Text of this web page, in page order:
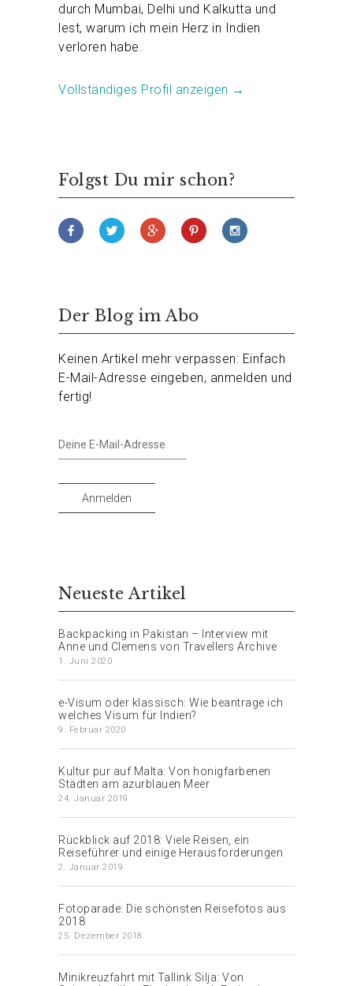
durch Mumbai, Delhi und Kalkutta und
lest, warum ich mein Herz in Indien
verloren habe.
Vollständiges Profil anzeigen →
Folgst Du mir schon?
Der Blog im Abo
Keinen Artikel mehr verpassen: Einfach
E-Mail-Adresse eingeben, anmelden und
fertig!
Deine
E-
Adresse
Anmelden
Neueste Artikel
Backpacking in Pakistan – Interview mit
Anne und Clemens von Travellers Archive
1. Juni 2020
e-Visum oder klassisch: Wie beantrage ich
welches Visum für Indien?
9. Februar 2020
Kultur pur auf Malta: Von honigfarbenen
Städten am azurblauen Meer
24. Januar 2019
Rückblick auf 2018: Viele Reisen, ein
Reiseführer und einige Herausforderungen
2. Januar 2019
Fotoparade: Die schönsten Reisefotos aus
2018
25. Dezember 2018
Minikreuzfahrt mit Tallink Silja: Von